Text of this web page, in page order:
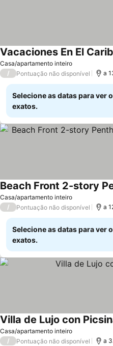
Casa/apartamento inteiro
Vacaciones En El
/ Pontuação não disponível a
Selecione as datas para ver
exatos.
Casa/apartamento inteiro
Ver preços
/ Pontuação não disponível a
Selecione as datas para ver
exatos.
Casa/apartamento inteiro
Villa de Lujo con
/ Pontuação não disponível a